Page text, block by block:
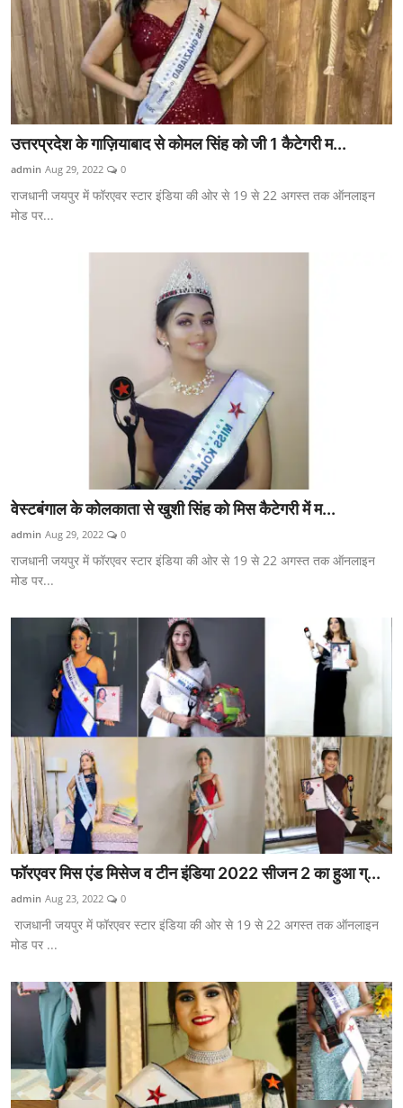
उत्तरप्रदेश के गाज़ियाबाद से कोमल सिंह को जी 1 कैटेगरी म...
admin Aug 29, 2022 0
राजधानी जयपुर में फॉरएवर स्टार इंडिया की ओर से 19 से 22 अगस्त तक ऑनलाइन
मोड पर...
वेस्टबंगाल के कोलकाता से खुशी सिंह को मिस कैटेगरी में म...
admin Aug 29, 2022 0
राजधानी जयपुर में फॉरएवर स्टार इंडिया की ओर से 19 से 22 अगस्त तक ऑनलाइन
मोड पर...
फॉरएवर मिस एंड मिसेज व टीन इंडिया 2022 सीजन 2 का हुआ ग्...
admin Aug 23, 2022 0
राजधानी जयपुर में फॉरएवर स्टार इंडिया की ओर से 19 से 22 अगस्त तक ऑनलाइन
मोड पर ...